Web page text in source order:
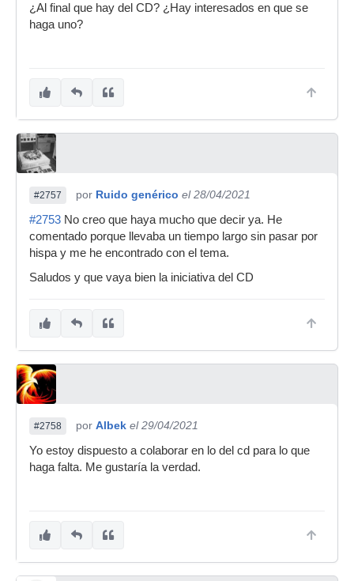
¿Al final que hay del CD? ¿Hay interesados en que se
haga uno?
#2757 por Ruido genérico el 28/04/2021
#2753 No creo que haya mucho que decir ya. He
comentado porque llevaba un tiempo largo sin pasar por
hispa y me he encontrado con el tema.
Saludos y que vaya bien la iniciativa del CD
#2758 por Albek el 29/04/2021
Yo estoy dispuesto a colaborar en lo del cd para lo que
haga falta. Me gustaría la verdad.